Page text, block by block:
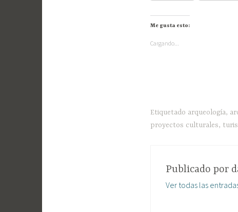
Me gusta esto:
Cargando...
Etiquetado arqueología,
proyectos culturales,
Publicado por
Ver todas las